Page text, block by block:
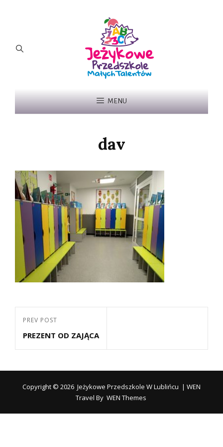
MENU
dav
Nawigacja
wpisu
Previous
Post
PREV POST
PREZENT OD ZAJĄCA
Copyright © 2026 Jeżykowe Przedszkole W Lublińcu | WEN
Travel By WEN Themes